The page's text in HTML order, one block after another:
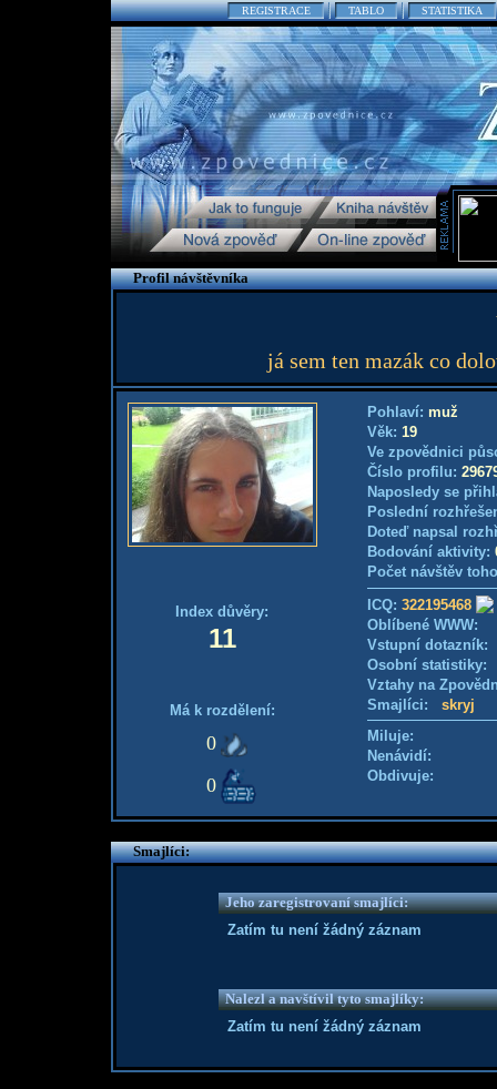
REGISTRACE TABLO STATISTIKA
Profil návštěvníka
já sem ten mazák co
Index důvěry:
11
Má k rozdělení:
0
0
Pohlaví: muž
Věk: 19
Ve zpovědnici
Číslo profilu:
Naposledy se
Poslední
Doteď napsal
Bodování aktivity:
Počet návštěv
ICQ: 322195468
Oblíbené WWW:
Vstupní
Osobní
Vztahy na
Smajlíci: skryj
Miluje:
Nenávidí:
Obdivuje:
Smajlíci:
Jeho zaregistrovaní smajlíci:
Zatím tu není žádný záznam
Nalezl a navštívil tyto smajlíky:
Zatím tu není žádný záznam